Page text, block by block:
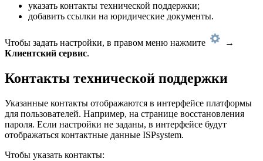
указать контакты технической поддержки;
добавить ссылки на юридические документы.
Чтобы задать настройки, в правом меню нажмите
→
Клиентский сервис.
Контакты технической поддержки
Указанные контакты отображаются в интерфейсе платформы
для пользователей. Например, на странице восстановления
пароля. Если настройки не заданы, в интерфейсе будут
отображаться контактные данные ISPsystem.
Чтобы указать контакты: